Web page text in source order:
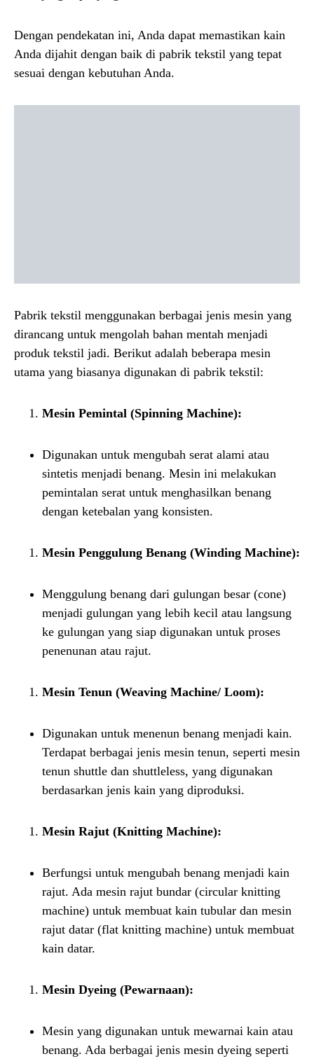
Dengan pendekatan ini, Anda dapat memastikan kain
Anda dijahit dengan baik di pabrik tekstil yang tepat
sesuai dengan kebutuhan Anda.
Pabrik tekstil menggunakan berbagai jenis mesin yang
dirancang untuk mengolah bahan mentah menjadi
produk tekstil jadi. Berikut adalah beberapa mesin
utama yang biasanya digunakan di pabrik tekstil:
Mesin Pemintal (Spinning Machine):
Digunakan untuk mengubah serat alami atau
sintetis menjadi benang. Mesin ini melakukan
pemintalan serat untuk menghasilkan benang
dengan ketebalan yang konsisten.
Mesin Penggulung Benang (Winding Machine):
Menggulung benang dari gulungan besar (cone)
menjadi gulungan yang lebih kecil atau langsung
ke gulungan yang siap digunakan untuk proses
penenunan atau rajut.
Mesin Tenun (Weaving Machine/ Loom):
Digunakan untuk menenun benang menjadi kain.
Terdapat berbagai jenis mesin tenun, seperti mesin
tenun shuttle dan shuttleless, yang digunakan
berdasarkan jenis kain yang diproduksi.
Mesin Rajut (Knitting Machine):
Berfungsi untuk mengubah benang menjadi kain
rajut. Ada mesin rajut bundar (circular knitting
machine) untuk membuat kain tubular dan mesin
rajut datar (flat knitting machine) untuk membuat
kain datar.
Mesin Dyeing (Pewarnaan):
Mesin yang digunakan untuk mewarnai kain atau
benang. Ada berbagai jenis mesin dyeing seperti